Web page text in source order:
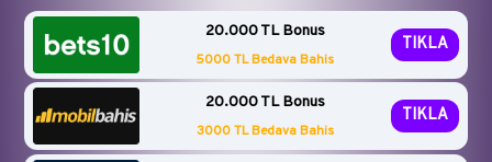
20.000 TL Bonus
5000 TL Bedava Bahis
TIKLA
20.000 TL Bonus
3000 TL Bedava Bahis
TIKLA